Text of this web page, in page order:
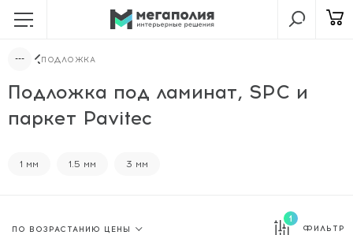
ПОДЛОЖКА
Подложка под ламинат, SPC и
паркет Pavitec
1 мм 1.5 мм 3 мм
1
ФИЛЬТР